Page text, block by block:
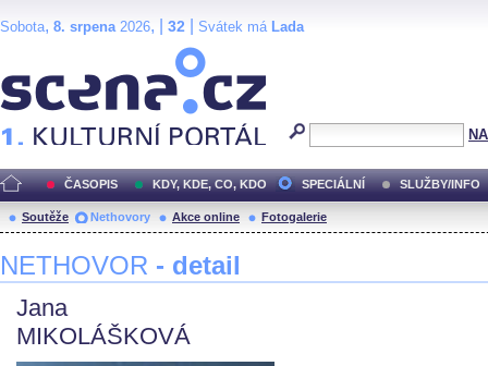
Sobota, 8. srpena2026, | 32 Svátek má Lada
ČASOPIS KDY, KDE, CO, KDO SPECIÁLNÍ SLUŽBY/INFO
Soutěže Nethovory Akce online Fotogalerie
NETHOVOR - detail
Jana
MIKOLÁŠKOVÁ